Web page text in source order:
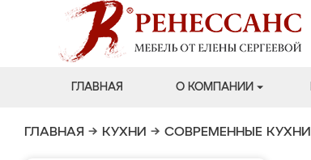
ГЛАВНАЯ О КОМПАНИИ
ГЛАВНАЯ → КУХНИ → СОВРЕМЕННЫЕ КУХНИ